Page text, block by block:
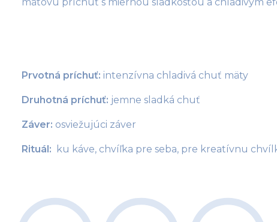
Prvotná príchuť: intenzívna chladivá chuť mäty
Druhotná príchuť: jemne sladká chuť
Záver: osviežujúci záver
Rituál: ku káve, chvíľka pre seba, pre kreatívnu